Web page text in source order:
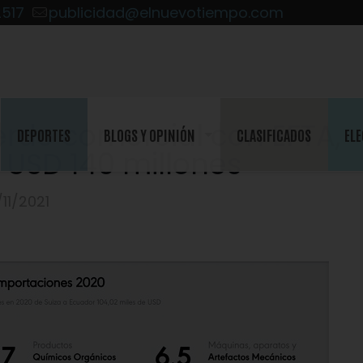
publicidad@elnuevotiempo.com
DEPORTES BLOGS Y OPINIÓN CLASIFICADOS
comercial con EFTA,
140 millones